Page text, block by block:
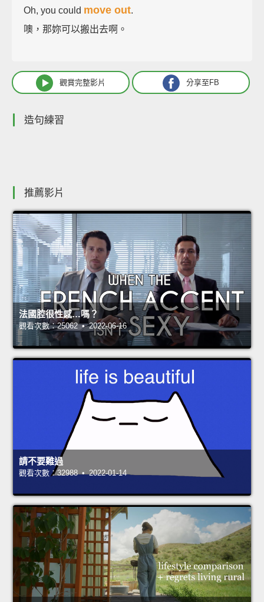
Oh, you could move out.
噢，那妳可以搬出去啊。
觀賞完整影片 分享至FB
造句練習
推薦影片
法國腔很性感…嗎？
觀看次數：25062 • 2022-06-16
請不要難過
觀看次數：32988 • 2022-01-14